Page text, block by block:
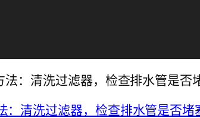
：清洗过滤器，检查排水管是